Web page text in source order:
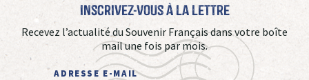
Inscrivez-vous à La Lettre
Recevez l’actualité du Souvenir Français dans votre boîte
mail une fois par mois.
ADRESSE E-MAIL